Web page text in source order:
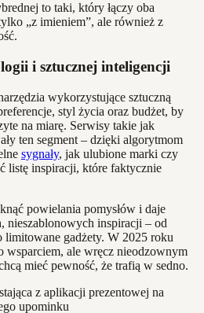
to taki, który łączy oba
„z imieniem”, ale również z
i sztucznej inteligencji
wykorzystujące sztuczną
styl życia oraz budżet, by
na miarę. Serwisy takie jak
ten segment – dzięki algorytmom
sygnały, jak ulubione marki czy
listę inspiracji, które faktycznie
powielania pomysłów i daje
nieszablonowych inspiracji – od
limitowane gadżety. W 2025 roku
wsparciem, ale wręcz nieodzownym
mieć pewność, że trafią w sedno.